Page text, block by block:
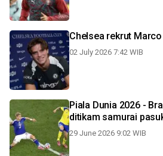
Chelsea rekrut
02 July 2026 7:42 WIB
Piala Dunia 2026 -
ditikam samurai
29 June 2026 9:02 WIB